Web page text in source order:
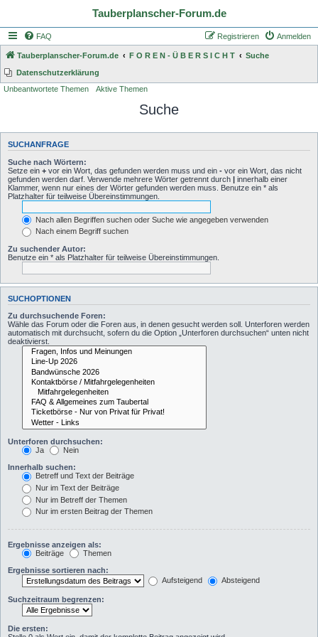
Tauberplanscher-Forum.de
FAQ Anmelden
Registrieren
Tauberplanscher-Forum.de F O R E N - Ü B E R S I C H T
Suche
Datenschutzerklärung
Unbeantwortete Themen
Aktive Themen
Suche
SUCHANFRAGE
Suche nach Wörtern:
Setze ein + vor ein Wort, das gefunden werden muss und ein - vor ein Wort, das nicht
gefunden werden darf. Verwende mehrere Wörter getrennt durch | innerhalb einer
Klammer, wenn nur eines der Wörter gefunden werden muss. Benutze ein * als
Platzhalter für teilweise Übereinstimmungen.
Nach allen Begriffen suchen oder Suche wie angegeben verwenden
Nach einem Begriff suchen
Zu suchender Autor:
Benutze ein * als Platzhalter für teilweise Übereinstimmungen.
SUCHOPTIONEN
Zu durchsuchende Foren:
Wähle das Forum oder die Foren aus, in denen gesucht werden soll. Unterforen werden
automatisch mit durchsucht, sofern du die Option „Unterforen durchsuchen“ unten nicht
deaktivierst.
Unterforen durchsuchen:
Ja
Nein
Innerhalb suchen:
Betreff und Text der Beiträge
Nur im Text der Beiträge
Nur im Betreff der Themen
Nur im ersten Beitrag der Themen
Ergebnisse anzeigen als:
Beiträge
Themen
Ergebnisse sortieren nach:
Aufsteigend
Absteigend
Suchzeitraum begrenzen:
Die ersten: